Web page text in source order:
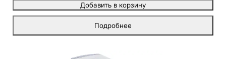
Добавить в корзину
Подробнее